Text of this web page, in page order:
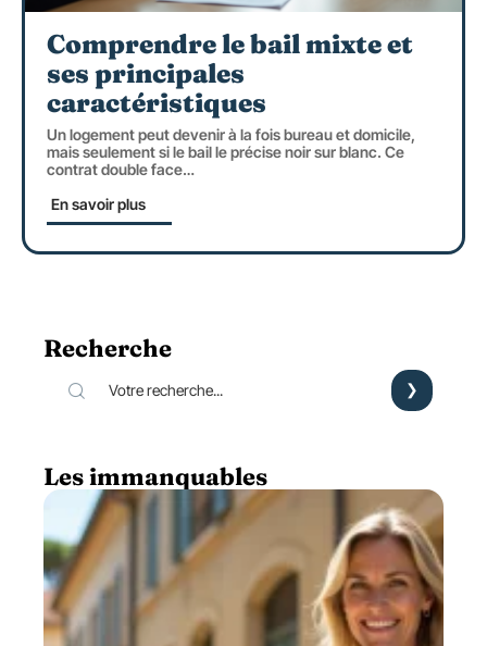
Comprendre le bail mixte et
ses principales
caractéristiques
Un logement peut devenir à la fois bureau et domicile,
mais seulement si le bail le précise noir sur blanc. Ce
contrat double face…
En savoir plus
Recherche
Les immanquables